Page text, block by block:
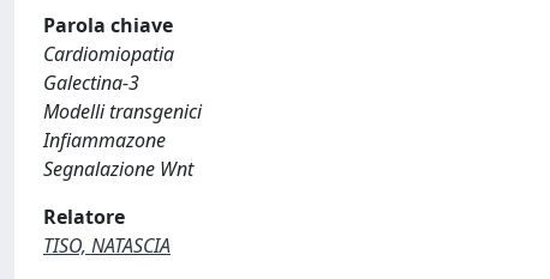
Parola chiave
Cardiomiopatia
Galectina-3
Modelli transgenici
Infiammazone
Segnalazione Wnt
Relatore
TISO, NATASCIA